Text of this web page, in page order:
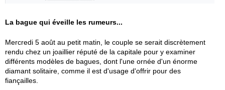
La bague qui éveille les rumeurs...
Mercredi 5 août au petit matin, le couple se serait discrètement
rendu chez un joaillier réputé de la capitale pour y examiner
différents modèles de bagues, dont l'une ornée d'un énorme
diamant solitaire, comme il est d'usage d'offrir pour des
fiançailles.